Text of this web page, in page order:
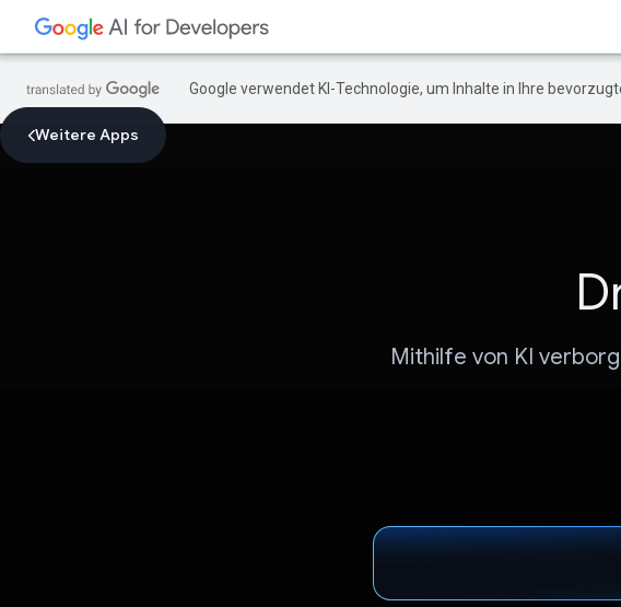
Google verwendet KI-Technologie, um Inhalte in Ihre
Weitere Apps
Mithilfe von KI